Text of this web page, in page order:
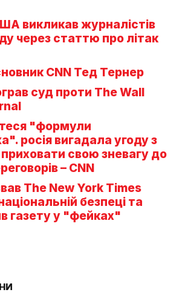
викликав журналістів
через статтю про літак
CNN Тед Тернер
суд проти The Wall
"формули
росія вигадала угоду з
свою зневагу до
– CNN
The New York Times
безпеці та
газету у "фейках"